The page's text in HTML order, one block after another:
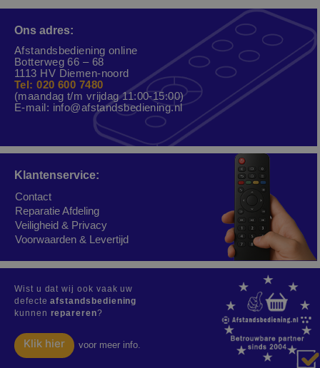
Ons adres:
Afstandsbediening online
Botterweg 66 – 68
1113 HV Diemen-noord
Tel: 020 600 7480
(maandag t/m vrijdag 11:00-15:00)
E-mail: info@afstandsbediening.nl
Klantenservice:
Contact
Reparatie Afdeling
Veiligheid & Privacy
Voorwaarden & Levertijd
Wist u dat wij ook vaak uw
defecteafstandsbediening
kunnen repareren?
Klik hier voor meer info.